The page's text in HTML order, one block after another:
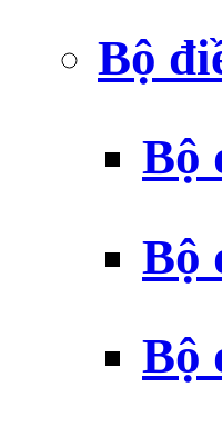
Bộ
Bộ
Bộ
Bộ